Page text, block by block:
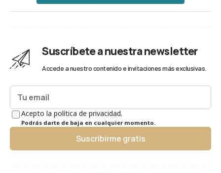
Suscríbete a nuestra newsletter
Accede a nuestro contenido e invitaciones más exclusivas.
Acepto la política de privacidad.
Podrás darte de baja en cualquier momento.
Suscribirme gratis